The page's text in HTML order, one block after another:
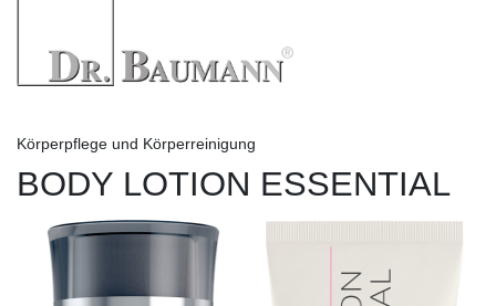
Körperpflege und Körperreinigung
BODY LOTION ESSENTIAL